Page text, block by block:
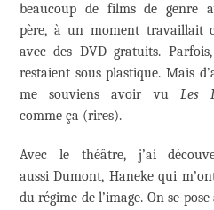
beaucoup de films de genre
père, à un moment travaillait
avec des DVD gratuits.
restaient sous plastique. Mais
me souviens avoir vu Les
comme ça (rires).
Avec le théâtre, j’ai
aussi Dumont, Haneke qui
du régime de l’image. On se